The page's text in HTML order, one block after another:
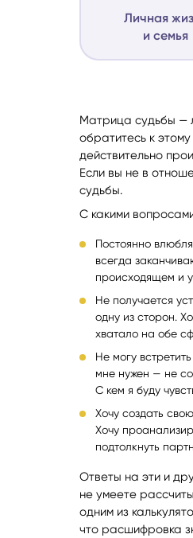
Личная
и семья
Матрица судьбы —
обратитесь к
действительно
Если вы не в
судьбы.
С какими
Постоянно
всегда
происходящем и
Не получается
одну из сторон.
хватало на обе
Не могу
мне нужен — не
С кем я буду
Хочу создать
Хочу
подтолкнуть
Ответы на эти и
не умеете
одним из
что расшифровка